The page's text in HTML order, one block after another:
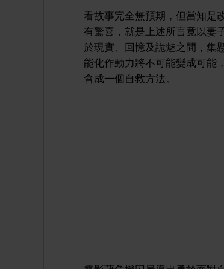
看故事完全無預期，但當知是
有驚喜，就是上述所言竟以妻
於現實、回憶及詭魅之間，集
能化作動力將不可能變成可能
會成一個自救方法。